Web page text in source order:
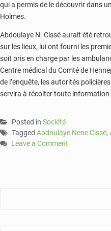
qui a permis de le découvrir dans
Holmes.
Abdoulaye N. Cissé aurait été
sur les lieux, lui ont fourni les
soit pris en charge par les
Centre médical du Comté de
de l’enquête, les autorités
servira à récolter toute information
Posted in Société
Tagged Abdoulaye Nene Cissé,
Leave a Comment